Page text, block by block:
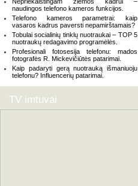
naudingos telefono kameros funkcijos.
Telefono kameros parametrai: kaip
vasaros kadrus paversti nepamirštamais?
Tobulai socialinių tinklų nuotraukai – TOP 5
nuotraukų redagavimo programėlės.
Profesionali fotosesija telefonu: mados
fotografės R. Mickevičiūtės patarimai.
Kaip padaryti gerą nuotrauką išmaniuoju
telefonu? Influencerių patarimai.
TV imtuvai